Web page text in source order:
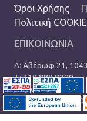
TERMS MENU
Όροι Χρήσης
Πολιτική
ΕΠΙΚΟΙΝΩΝΙΑ
Δ: Αβέρωφ 21,
Τ:210 889 8200
Ε:info@eopae.gr
Ωράριο: 08:00-